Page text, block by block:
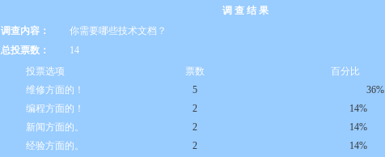
调 查 结 果
调查内容：
你需要哪些技术文档？
总投票数：
14
投票选项
票数
百分比
维修方面的！
5
36%
编程方面的！
2
14%
新闻方面的。
2
14%
经验方面的。
2
14%